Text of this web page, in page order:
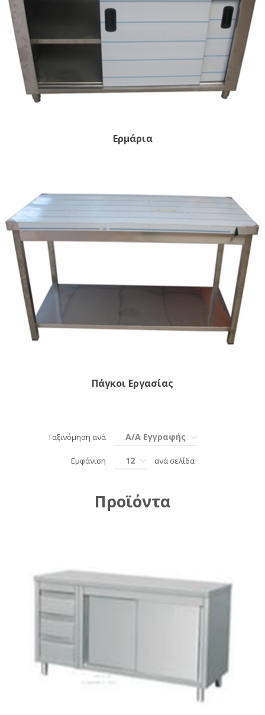
Ερμάρια
Πάγκοι Εργασίας
Ταξινόμηση ανά Α/Α Εγγραφής
Εμφάνιση 12 ανά σελίδα
Προϊόντα